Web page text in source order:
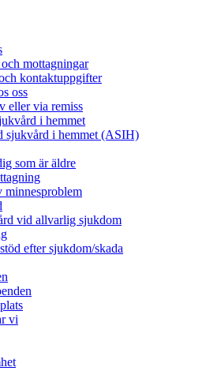
mottagningar
kontaktuppgifter
oss
eller via remiss
i hemmet
sjukvård i hemmet (ASIH)
som är äldre
minnesproblem
vid allvarlig sjukdom
efter sjukdom/skada
vi